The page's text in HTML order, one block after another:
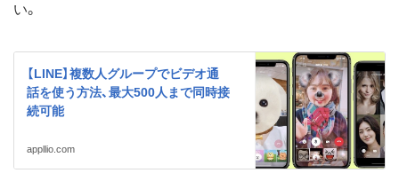
い。
【LINE】複数人グループでビデオ通
話を使う方法、最大500人まで同時接
続可能
appllio.com